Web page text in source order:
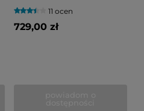
baterii)
11 ocen
729,00 zł